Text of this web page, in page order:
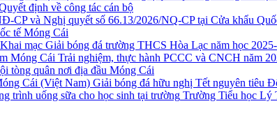
định về công tác cán bộ
tế Móng Cái
Khai mạc Giải bóng đá trường THCS Hòa Lạc năm học
Trải nghiệm, thực hành PCCC và CNCH năm
tòng quân nơi địa đầu Móng Cái
Giải bóng đá hữu nghị Tết nguyên tiêu
Trường Tiểu học Lý